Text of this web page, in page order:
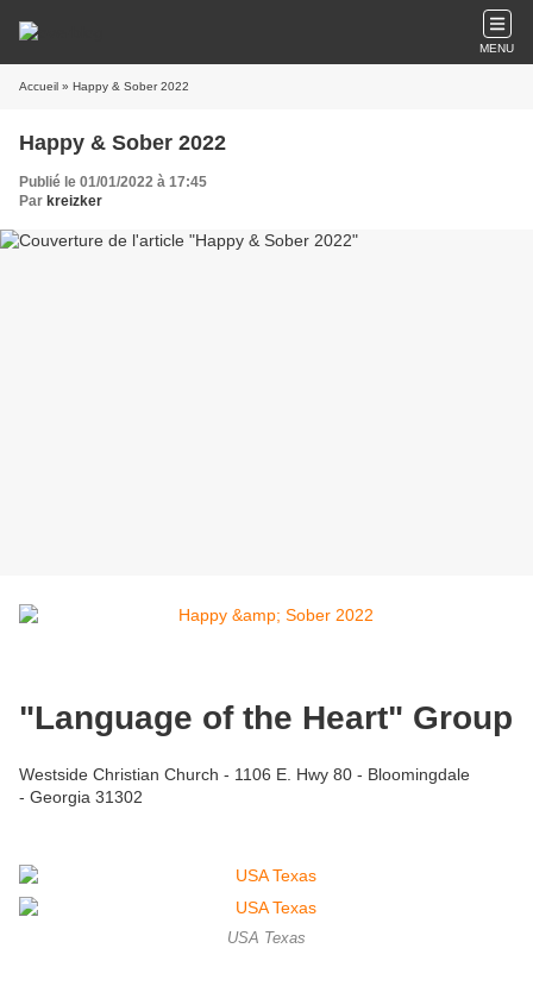
MENU
Accueil » Happy & Sober 2022
Happy & Sober 2022
Publié le 01/01/2022 à 17:45
Par kreizker
"Language of the Heart" Group
Westside Christian Church - 1106 E. Hwy 80 - Bloomingdale
- Georgia 31302
USA Texas